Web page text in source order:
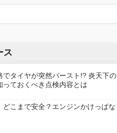
ス
でタイヤが突然バースト!? 炎天下の
っておくべき点検内容とは
どこまで安全？エンジンかけっぱな